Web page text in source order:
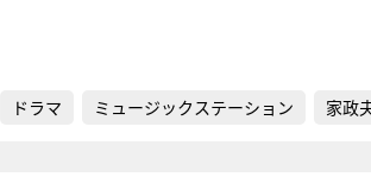
ドラマ ミュージックステーション 家政